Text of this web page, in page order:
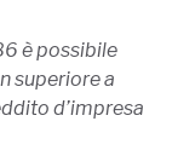
è possibile
superiore a
d’impresa